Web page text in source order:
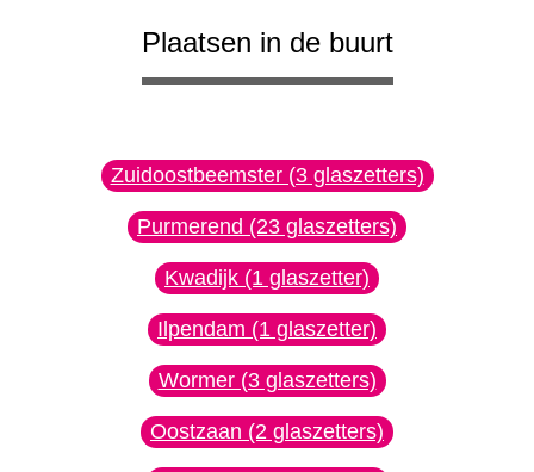
Plaatsen in de buurt
Zuidoostbeemster (3 glaszetters)
Purmerend (23 glaszetters)
Kwadijk (1 glaszetter)
Ilpendam (1 glaszetter)
Wormer (3 glaszetters)
Oostzaan (2 glaszetters)